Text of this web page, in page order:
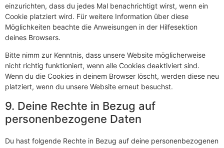
einzurichten, dass du jedes Mal benachrichtigt wirst, wenn ein
Cookie platziert wird. Für weitere Information über diese
Möglichkeiten beachte die Anweisungen in der Hilfesektion
deines Browsers.
Bitte nimm zur Kenntnis, dass unsere Website möglicherweise
nicht richtig funktioniert, wenn alle Cookies deaktiviert sind.
Wenn du die Cookies in deinem Browser löscht, werden diese neu
platziert, wenn du unsere Website erneut besuchst.
9. Deine Rechte in Bezug auf
personenbezogene Daten
Du hast folgende Rechte in Bezug auf deine personenbezogenen